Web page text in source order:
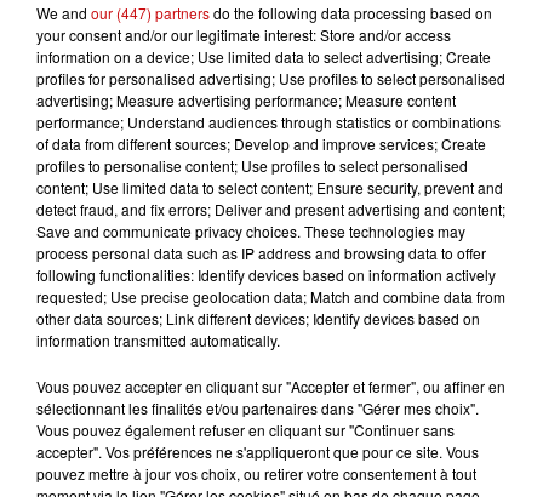
Date
du11 septembre 2022 à 10h00
au11 septembre 2022 à 18h00
Tarif Gratuit
Organisateur
Commission Vie Associative
03 89 81 31 05
Lieu
Salle communale de Landser - 5
Rue du Stade
68400 Landser
We and our (447) partnersdo the following data processing based on
your consent and/or our legitimate interest: Store and/or access
information on a device; Use limited data to select advertising; Create
profiles for personalised advertising; Use profiles to select personalised
advertising; Measure advertising performance; Measure content
performance; Understand audiences through statistics or combinations
of data from different sources; Develop and improve services; Create
profiles to personalise content; Use profiles to select personalised
content; Use limited data to select content; Ensure security, prevent and
detect fraud, and fix errors; Deliver and present advertising and content;
Save and communicate privacy choices. These technologies may
process personal data such as IP address and browsing data to offer
following functionalities: Identify devices based on information actively
requested; Use precise geolocation data; Match and combine data from
other data sources; Link different devices; Identify devices based on
information transmitted automatically.
Vous pouvez accepter en cliquant sur "Accepter et fermer", ou affiner en
sélectionnant les finalités et/ou partenaires dans "Gérer mes choix".
Vous pouvez également refuser en cliquant sur "Continuer sans
accepter". Vos préférences ne s'appliqueront que pour ce site. Vous
pouvez mettre à jour vos choix, ou retirer votre consentement à tout